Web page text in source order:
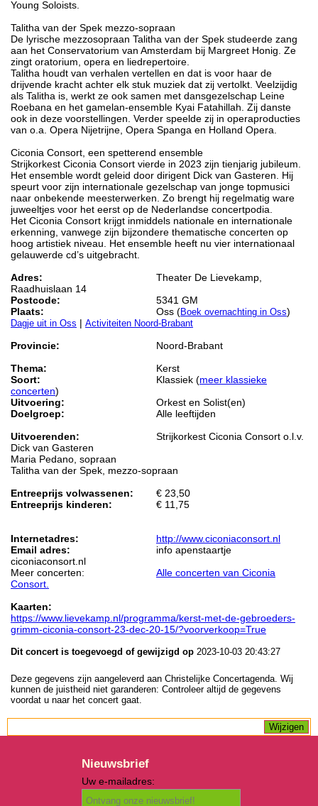
Young Soloists.
Talitha van der Spek mezzo-sopraan
De lyrische mezzosopraan Talitha van der Spek studeerde zang
aan het Conservatorium van Amsterdam bij Margreet Honig. Ze
zingt oratorium, opera en liedrepertoire.
Talitha houdt van verhalen vertellen en dat is voor haar de
drijvende kracht achter elk stuk muziek dat zij vertolkt. Veelzijdig
als Talitha is, werkt ze ook samen met dansgezelschap Leine
Roebana en het gamelan-ensemble Kyai Fatahillah. Zij danste
ook in deze voorstellingen. Verder speelde zij in operaproducties
van o.a. Opera Nijetrijne, Opera Spanga en Holland Opera.
Ciconia Consort, een spetterend ensemble
Strijkorkest Ciconia Consort vierde in 2023 zijn tienjarig jubileum.
Het ensemble wordt geleid door dirigent Dick van Gasteren. Hij
speurt voor zijn internationale gezelschap van jonge topmusici
naar onbekende meesterwerken. Zo brengt hij regelmatig ware
juweeltjes voor het eerst op de Nederlandse concertpodia.
Het Ciconia Consort krijgt inmiddels nationale en internationale
erkenning, vanwege zijn bijzondere thematische concerten op
hoog artistiek niveau. Het ensemble heeft nu vier internationaal
gelauwerde cd’s uitgebracht.
Adres:
Theater De Lievekamp,
Raadhuislaan 14
Postcode:
5341 GM
Plaats:
Oss (Boek overnachting in Oss)
Dagje uit in Oss | Activiteiten Noord-Brabant
Provincie:
Noord-Brabant
Thema:
Kerst
Soort:
Klassiek (meer klassieke
concerten)
Uitvoering:
Orkest en Solist(en)
Doelgroep:
Alle leeftijden
Uitvoerenden:
Strijkorkest Ciconia Consort o.l.v.
Dick van Gasteren
Maria Pedano, sopraan
Talitha van der Spek, mezzo-sopraan
Entreeprijs volwassenen:
€ 23,50
Entreeprijs kinderen:
€ 11,75
Internetadres:
http://www.ciconiaconsort.nl
Email adres:
info apenstaartje
ciconiaconsort.nl
Meer concerten:
Alle concerten van Ciconia
Consort.
Kaarten:
https://www.lievekamp.nl/programma/kerst-met-de-gebroeders-
grimm-ciconia-consort-23-dec-20-15/?voorverkoop=True
Dit concert is toegevoegd of gewijzigd op 2023-10-03 20:43:27
Deze gegevens zijn aangeleverd aan Christelijke Concertagenda. Wij
kunnen de juistheid niet garanderen: Controleer altijd de gegevens
voordat u naar het concert gaat.
Nieuwsbrief
Uw e-mailadres: